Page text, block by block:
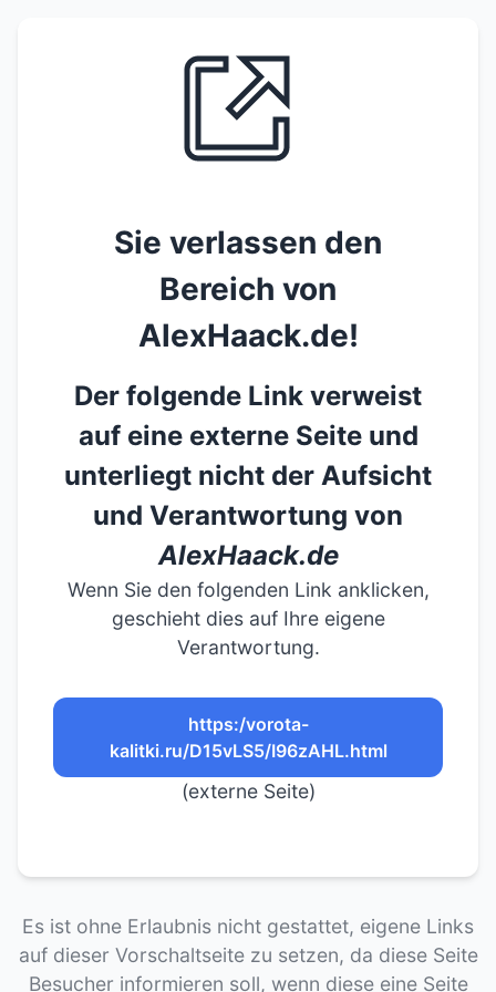
Sie verlassen den
Bereich von
AlexHaack.de!
Der folgende Link verweist
auf eine externe Seite und
unterliegt nicht der Aufsicht
und Verantwortung von
AlexHaack.de
Wenn Sie den folgenden Link anklicken,
geschieht dies auf Ihre eigene
Verantwortung.
https:/vorota-
kalitki.ru/D15vLS5/I96zAHL.html
(externe Seite)
Es ist ohne Erlaubnis nicht gestattet, eigene Links
auf dieser Vorschaltseite zu setzen, da diese Seite
Besucher informieren soll, wenn diese eine Seite